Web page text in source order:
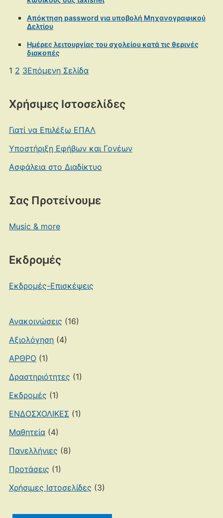
Χρήσιμες Ιστοσελίδες
Γιατί να Επιλέξω ΕΠΑΛ
Υποστήριξη Εφήβων και Γονέων
Ασφάλεια στο Διαδίκτυο
Σας Προτείνουμε
Music & more
Εκδρομές
Εκδρομές-Επισκέψεις
Ανακοινώσεις (16)
Αξιολόγηση(4)
ΑΡΘΡΟ(1)
Δραστηριότητες (1)
Εκδρομές (1)
ΕΝΔΟΣΧΟΛΙΚΕΣ (1)
Μαθητεία(4)
Πανελλήνιες (8)
Προτάσεις (1)
Χρήσιμες Ιστοσελίδες (3)
Απόκτηση password για υποβολή Μηχανογραφικού
Δελτίου
Ημέρες λειτουργίας του σχολείου κατά τις θερινές
διακοπές
1 2 3Επόμενη Σελίδα